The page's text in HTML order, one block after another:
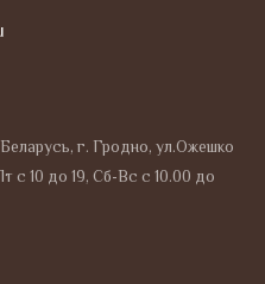
г. Гродно, ул.Ожешко
с 10 до 19, Сб-Вс с 10.00 до